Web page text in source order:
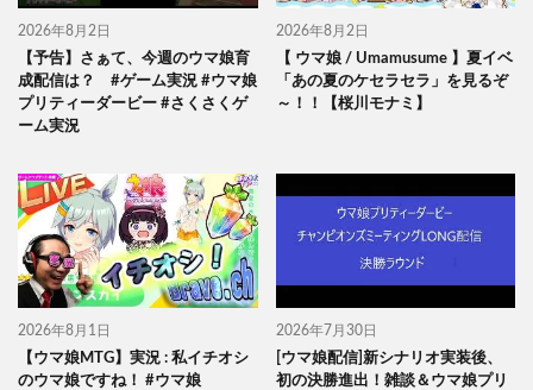
2026年8月2日
【予告】さぁて、今週のウマ娘育
成配信は？ #ゲーム実況 #ウマ娘
プリティーダービー #さくさくゲ
ーム実況
2026年8月2日
【 ウマ娘 / Umamusume 】夏イベ
「あの夏のケセラセラ」を見るぞ
～！！【桜川モナミ】
2026年8月1日
【ウマ娘MTG】実況 : 私イチオシ
のウマ娘ですね！ #ウマ娘
2026年7月30日
[ウマ娘配信]新シナリオ実装後、
初の決勝進出！雑談＆ウマ娘プリ